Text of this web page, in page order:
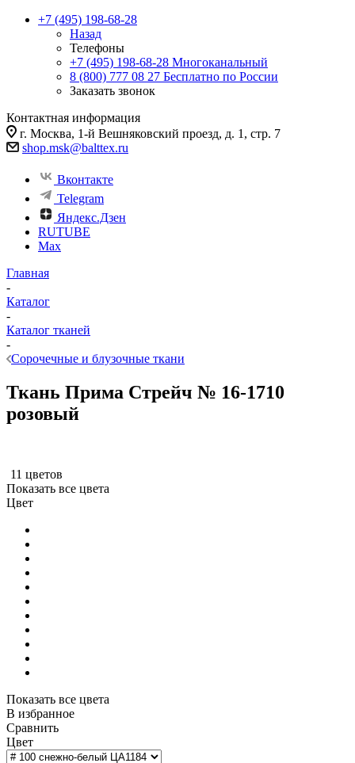
+7 (495) 198-68-28
Назад
Телефоны
+7 (495) 198-68-28 Многоканальный
8 (800) 777 08 27 Бесплатно по России
Заказать звонок
Контактная информация
г. Москва, 1-й Вешняковский проезд, д. 1, стр. 7
shop.msk@balttex.ru
Вконтакте
Telegram
Яндекс.Дзен
RUTUBE
Max
Главная
-
Каталог
-
Каталог тканей
-
Сорочечные и блузочные ткани
Ткань Прима Стрейч № 16-1710
розовый
11 цветов
Показать все цвета
Цвет
Показать все цвета
В избранное
Сравнить
Цвет